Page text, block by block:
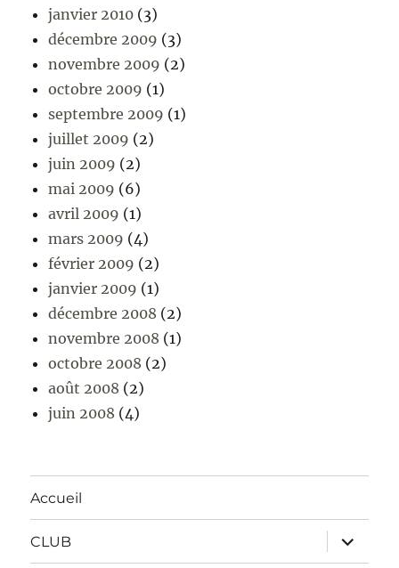
janvier 2010 (3)
décembre 2009 (3)
novembre 2009 (2)
octobre 2009 (1)
septembre 2009 (1)
juillet 2009 (2)
juin 2009 (2)
mai 2009 (6)
avril 2009 (1)
mars 2009 (4)
février 2009 (2)
janvier 2009 (1)
décembre 2008 (2)
novembre 2008 (1)
octobre 2008 (2)
août 2008 (2)
juin 2008 (4)
Accueil
CLUB
ouvrir
le